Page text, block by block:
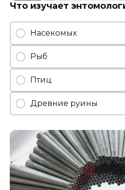
Что изучает
Насекомых
Рыб
Птиц
Древние руины